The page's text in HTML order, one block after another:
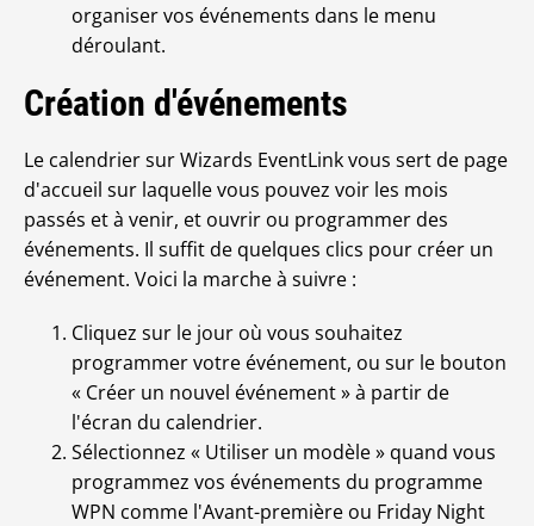
organiser vos événements dans le menu
déroulant.
Création d'événements
Le calendrier sur Wizards EventLink vous sert de page
d'accueil sur laquelle vous pouvez voir les mois
passés et à venir, et ouvrir ou programmer des
événements. Il suffit de quelques clics pour créer un
événement. Voici la marche à suivre :
Cliquez sur le jour où vous souhaitez
programmer votre événement, ou sur le bouton
« Créer un nouvel événement » à partir de
l'écran du calendrier.
Sélectionnez « Utiliser un modèle » quand vous
programmez vos événements du programme
WPN comme l'Avant-première ou Friday Night